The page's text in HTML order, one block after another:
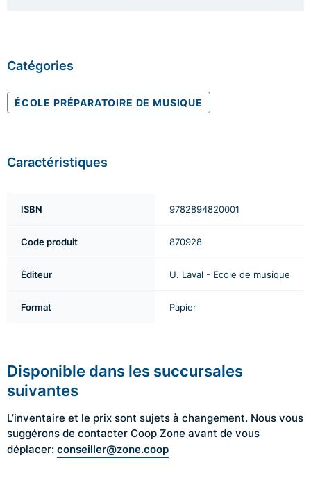
Catégories
ÉCOLE PRÉPARATOIRE DE MUSIQUE
Caractéristiques
ISBN 9782894820001
Code produit 870928
Éditeur U. Laval - Ecole de musique
Format Papier
Disponible dans les succursales
suivantes
L’inventaire et le prix sont sujets à changement. Nous vous
suggérons de contacter Coop Zone avant de vous
déplacer: conseiller@zone.coop